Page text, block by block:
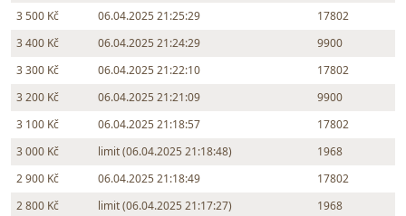
3 500 Kč
06.04.2025 21:25:29
17802
3 400 Kč
06.04.2025 21:24:29
9900
3 300 Kč
06.04.2025 21:22:10
17802
3 200 Kč
06.04.2025 21:21:09
9900
3 100 Kč
06.04.2025 21:18:57
17802
3 000 Kč
limit (06.04.2025 21:18:48)
1968
2 900 Kč
06.04.2025 21:18:49
17802
2 800 Kč
limit (06.04.2025 21:17:27)
1968